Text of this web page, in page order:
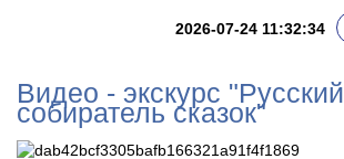
2026-07-24 11:32:34
Видео - экскурс "Русский
собиратель сказок"